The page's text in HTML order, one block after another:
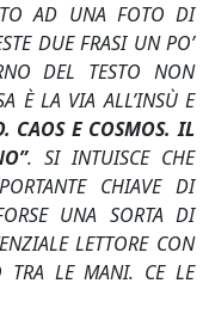
AD UNA FOTO DI
DUE FRASI UN PO’
DEL TESTO NON
È LA VIA ALL’INSÙ E
CAOS E COSMOS. IL
. SI INTUISCE CHE
CHIAVE DI
UNA SORTA DI
LETTORE CON
LE MANI. CE LE